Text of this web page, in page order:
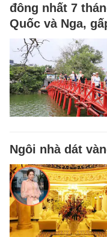
đông nhất 7
Quốc và Nga,
Ngôi nhà dát